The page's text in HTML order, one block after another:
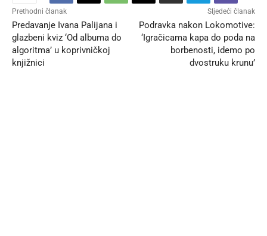
Prethodni članak
Predavanje Ivana Palijana i
glazbeni kviz ‘Od albuma do
algoritma’ u koprivničkoj
knjižnici
Sljedeći članak
Podravka nakon Lokomotive:
‘Igračicama kapa do poda na
borbenosti, idemo po
dvostruku krunu’